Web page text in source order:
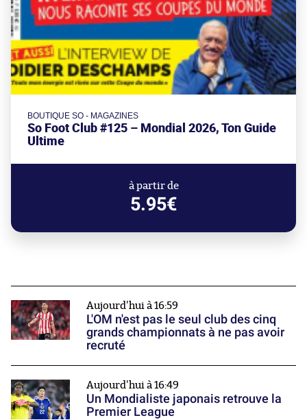
BOUTIQUE SO - MAGAZINES
So Foot Club #125 – Mondial 2026, Ton Guide
Ultime
à partir de
5.95€
Aujourd'hui à 16:59
L'OM n'est pas le seul club des cinq
grands championnats à ne pas avoir
recruté
Aujourd'hui à 16:49
Un Mondialiste japonais retrouve la
Premier League